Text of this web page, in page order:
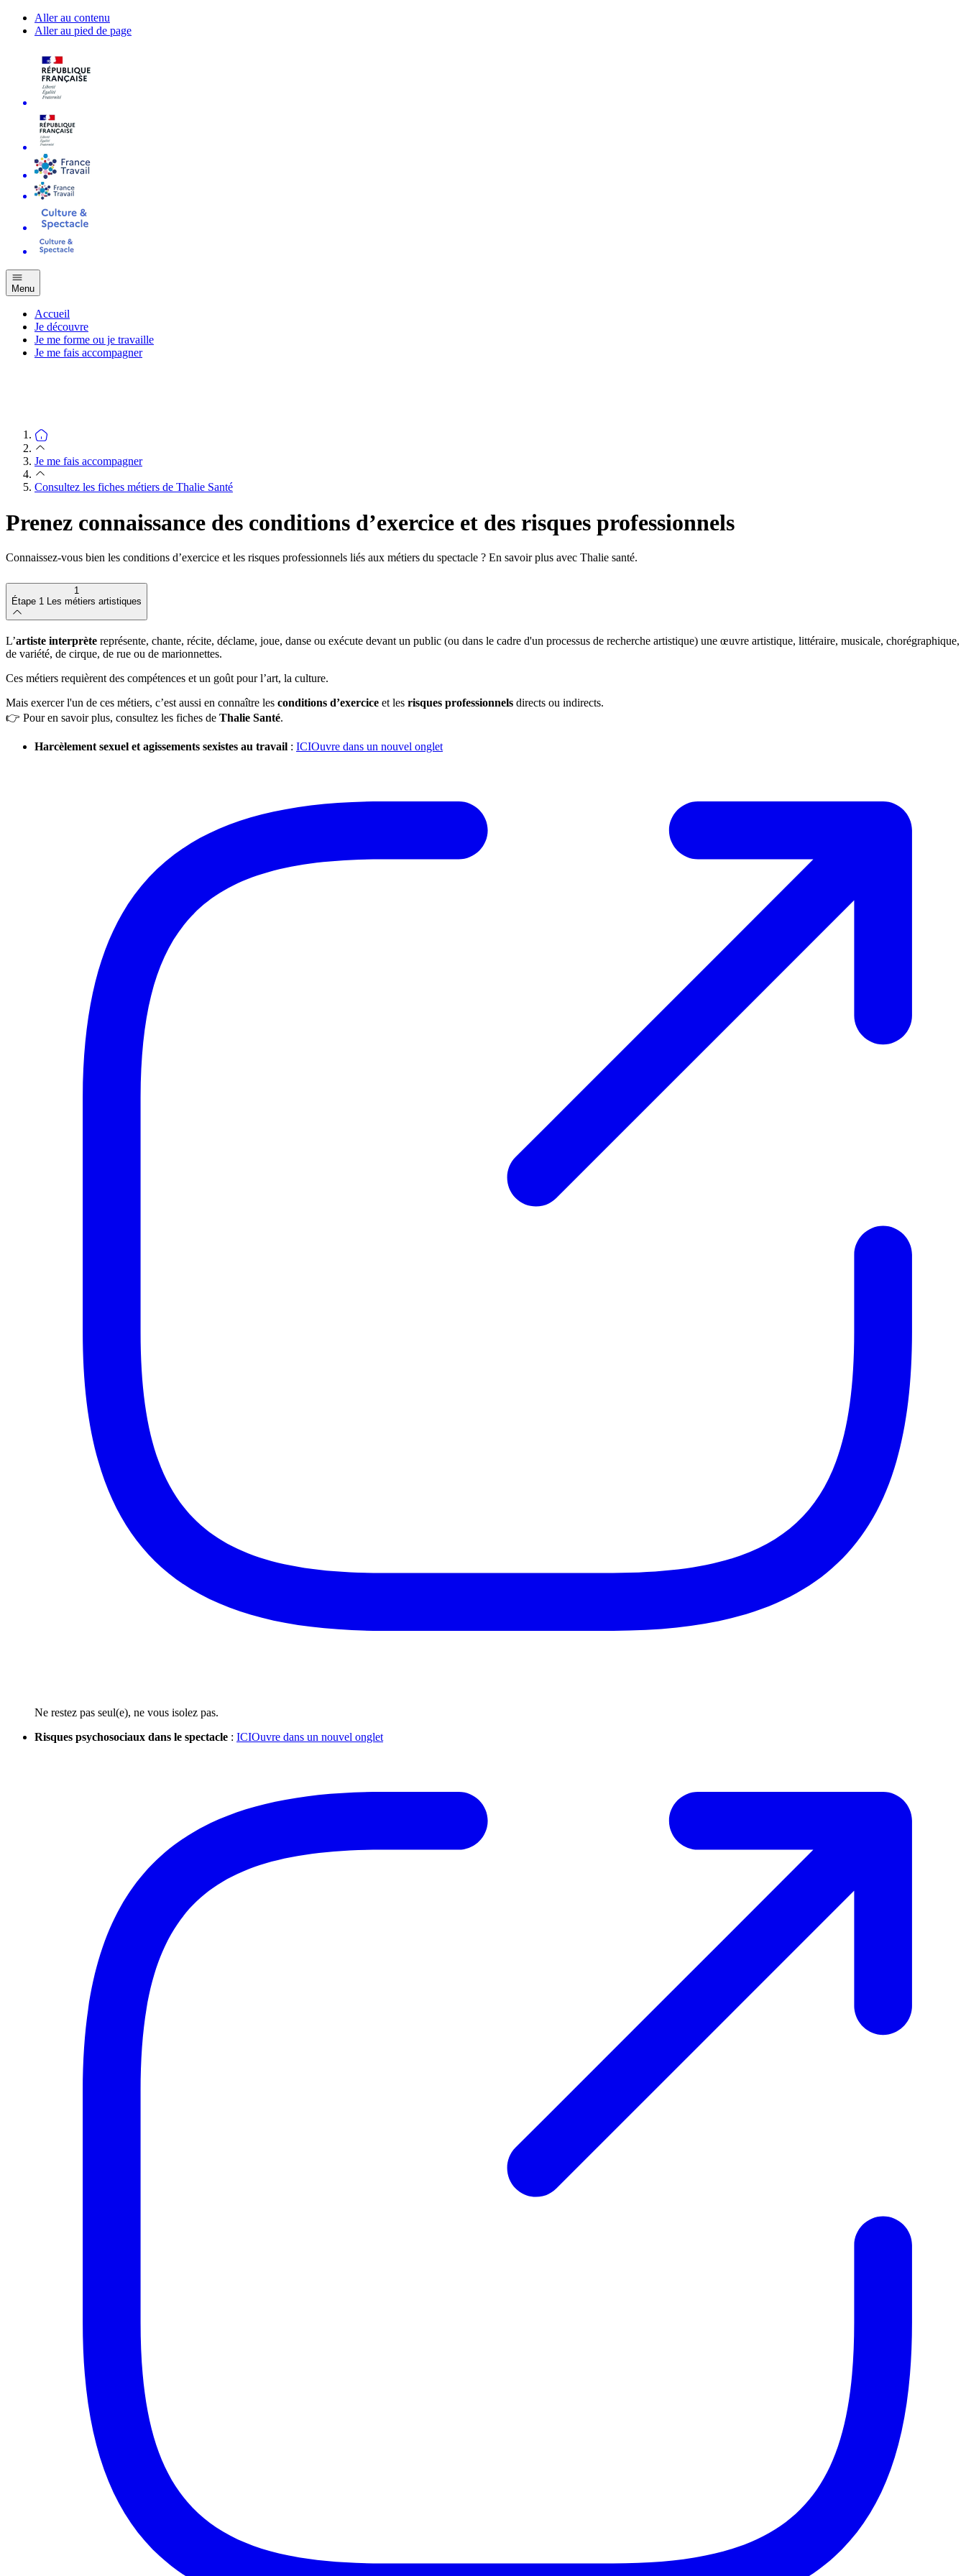
Aller au contenu
Aller au pied de page
Menu
Accueil
Je découvre
Je me forme ou je travaille
Je me fais accompagner
Je me fais accompagner
Consultez les fiches métiers de Thalie Santé
Prenez connaissance des conditions d’exercice et des risques professionnels
Connaissez-vous bien les conditions d’exercice et les risques professionnels liés aux métiers du spectacle ? En savoir plus avec Thalie santé.
1
Étape 1
Les métiers artistiques
L’artiste interprète représente, chante, récite, déclame, joue, danse ou exécute devant un public (ou dans le cadre d'un processus de recherche artistique) une œuvre artistique, littéraire, musicale, chorégraphique,
de variété, de cirque, de rue ou de marionnettes.
Ces métiers requièrent des compétences et un goût pour l’art, la culture.
Mais exercer l'un de ces métiers, c’est aussi en connaître les conditions d’exercice et les risques professionnels directs ou indirects.
👉 Pour en savoir plus, consultez les fiches de Thalie Santé.
Harcèlement sexuel et agissements sexistes au travail : ICIOuvre dans un nouvel onglet
Ne restez pas seul(e), ne vous isolez pas.
Risques psychosociaux dans le spectacle : ICIOuvre dans un nouvel onglet